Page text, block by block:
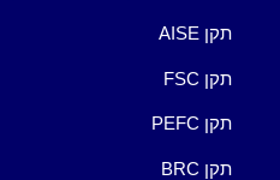
תקן AISE
תקן FSC
תקן PEFC
תקן BRC